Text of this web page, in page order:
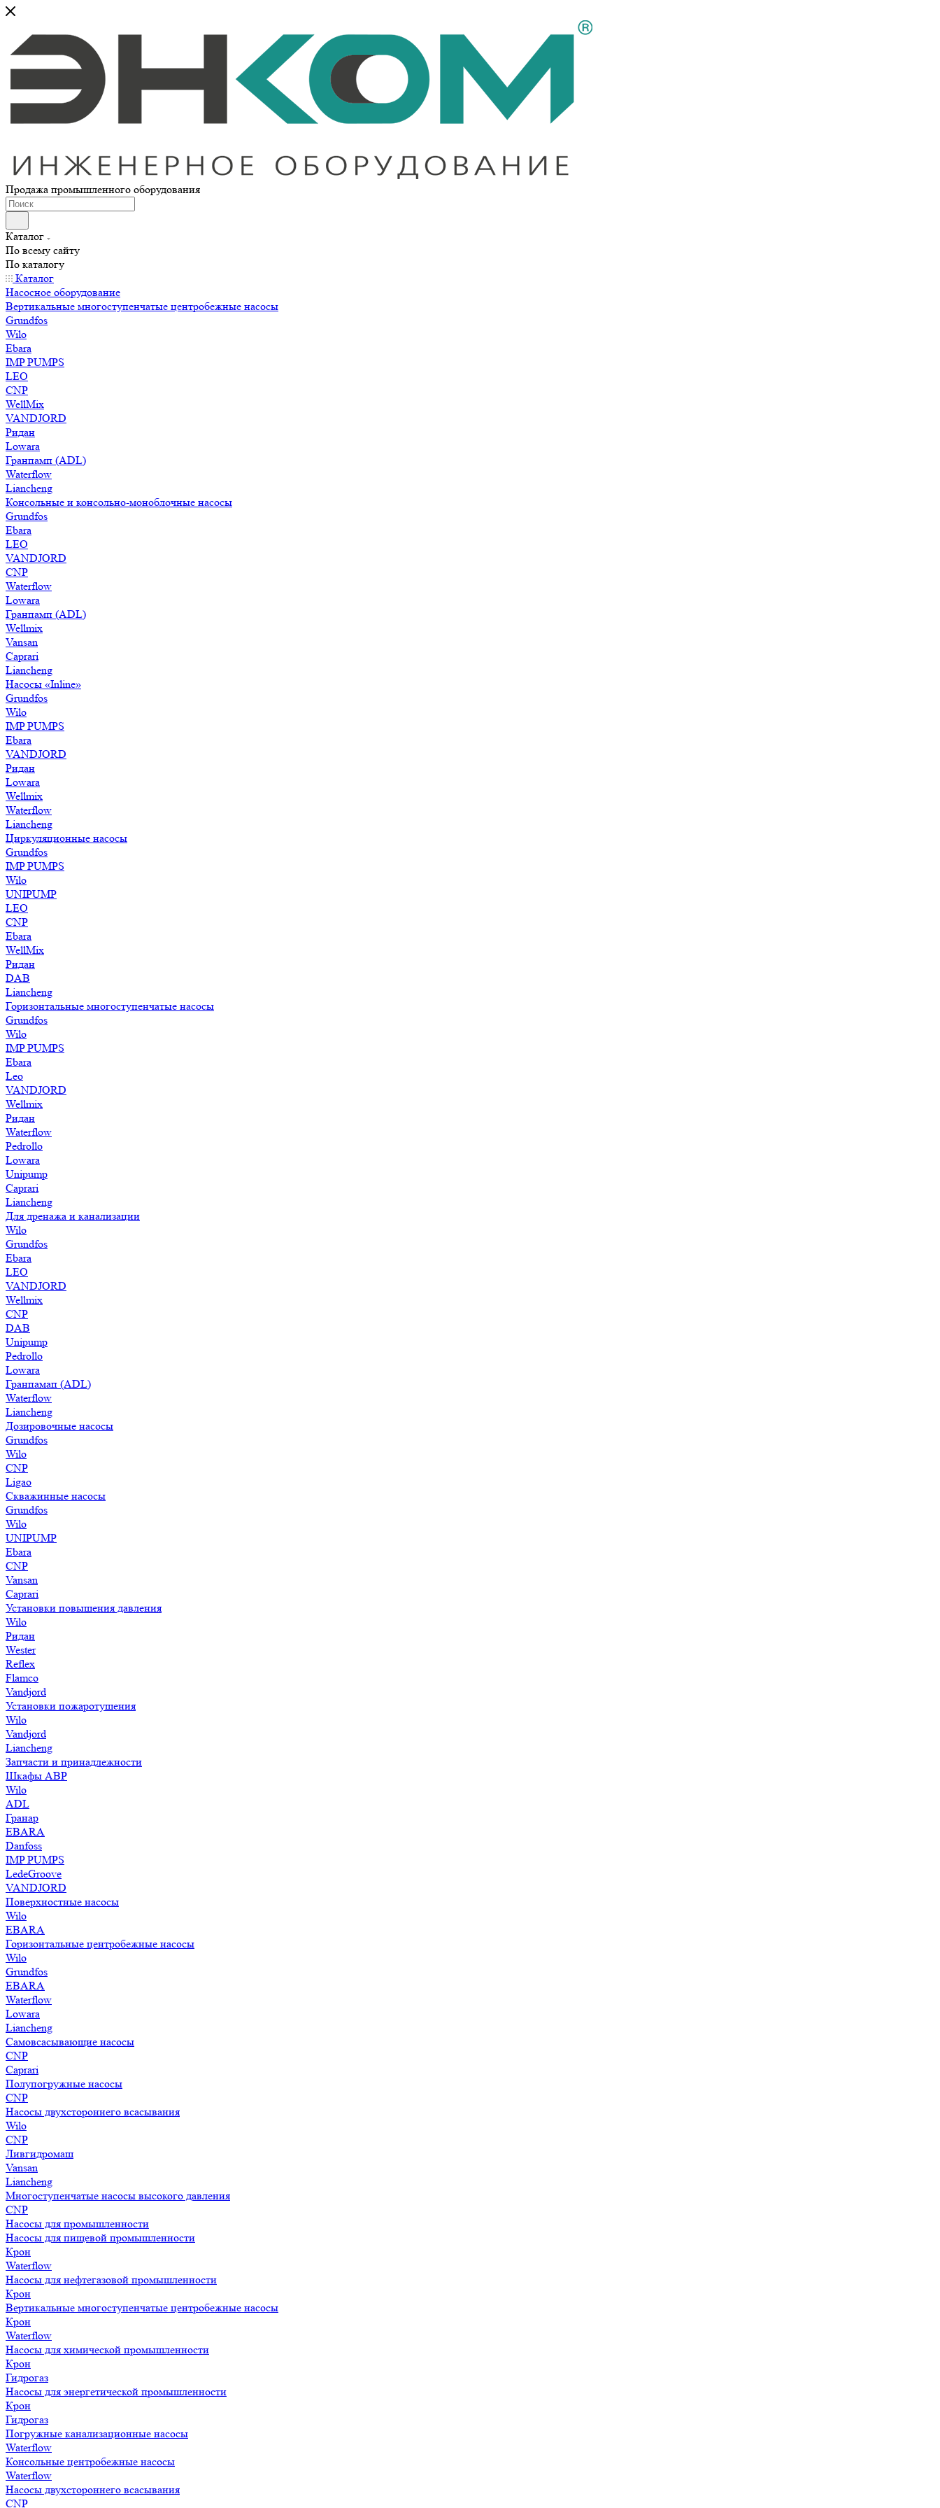
Продажа промышленного оборудования
Каталог
По всему сайту
По каталогу
Каталог
Насосное оборудование
Вертикальные многоступенчатые центробежные насосы
Grundfos
Wilo
Ebara
IMP PUMPS
LEO
CNP
WellMix
VANDJORD
Ридан
Lowara
Гранпамп (ADL)
Waterflow
Liancheng
Консольные и консольно-моноблочные насосы
Grundfos
Ebara
LEO
VANDJORD
CNP
Waterflow
Lowara
Гранпамп (ADL)
Wellmix
Vansan
Caprari
Liancheng
Насосы «Inline»
Grundfos
Wilo
IMP PUMPS
Ebara
VANDJORD
Ридан
Lowara
Wellmix
Waterflow
Liancheng
Циркуляционные насосы
Grundfos
IMP PUMPS
Wilo
UNIPUMP
LEO
CNP
Ebara
WellMix
Ридан
DAB
Liancheng
Горизонтальные многоступенчатые насосы
Grundfos
Wilo
IMP PUMPS
Ebara
Leo
VANDJORD
Wellmix
Ридан
Waterflow
Pedrollo
Lowara
Unipump
Caprari
Liancheng
Для дренажа и канализации
Wilo
Grundfos
Ebara
LEO
VANDJORD
Wellmix
CNP
DAB
Unipump
Pedrollo
Lowara
Гранпамап (ADL)
Waterflow
Liancheng
Дозировочные насосы
Grundfos
Wilo
CNP
Ligao
Скважинные насосы
Grundfos
Wilo
UNIPUMP
Ebara
CNP
Vansan
Caprari
Установки повышения давления
Wilo
Ридан
Wester
Reflex
Flamco
Vandjord
Установки пожаротушения
Wilo
Vandjord
Liancheng
Запчасти и принадлежности
Шкафы АВР
Wilo
ADL
Гранар
EBARA
Danfoss
IMP PUMPS
LedeGroove
VANDJORD
Поверхностные насосы
Wilo
EBARA
Горизонтальные центробежные насосы
Wilo
Grundfos
EBARA
Waterflow
Lowara
Liancheng
Самовсасывающие насосы
CNP
Caprari
Полупогружные насосы
CNP
Насосы двухстороннего всасывания
Wilo
CNP
Ливгидромаш
Vansan
Liancheng
Многоступенчатые насосы высокого давления
CNP
Насосы для промышленности
Насосы для пищевой промышленности
Крон
Waterflow
Насосы для нефтегазовой промышленности
Крон
Вертикальные многоступенчатые центробежные насосы
Крон
Waterflow
Насосы для химической промышленности
Крон
Гидрогаз
Насосы для энергетической промышленности
Крон
Гидрогаз
Погружные канализационные насосы
Waterflow
Консольные центробежные насосы
Waterflow
Насосы двухстороннего всасывания
CNP